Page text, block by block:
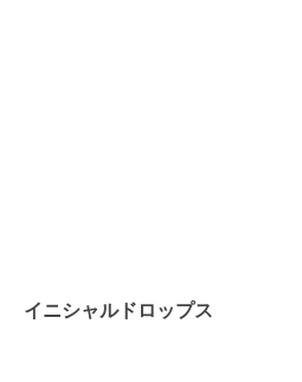
イニシャルドロップス